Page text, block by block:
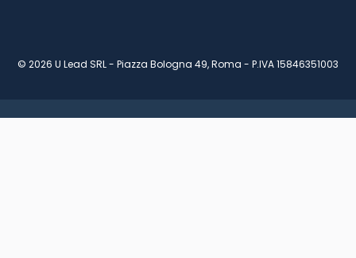
© 2026 U Lead SRL - Piazza Bologna 49, Roma - P.IVA 15846351003